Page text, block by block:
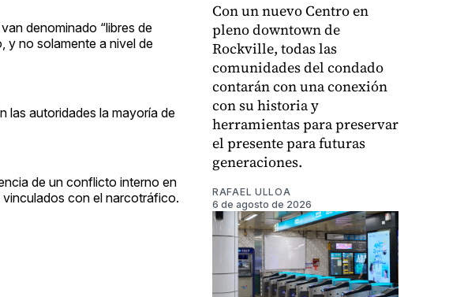
denominado “libres de
y no solamente a nivel de
las autoridades la mayoría de
de un conflicto interno en
vinculados con el narcotráfico.
Con un nuevo Centro en
pleno downtown de
Rockville, todas las
comunidades del condado
contarán con una conexión
con su historia y
herramientas para preservar
el presente para futuras
generaciones.
RAFAEL ULLOA
6 de agosto de 2026